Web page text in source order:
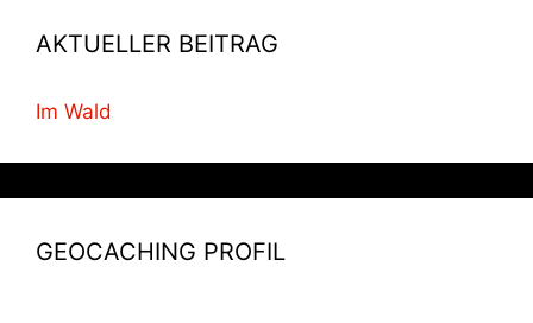
AKTUELLER BEITRAG
Im Wald
GEOCACHING PROFIL